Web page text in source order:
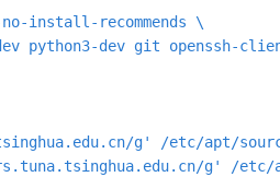
install-recommends \
python3-dev git openssh-
g' /etc/apt/
g' /